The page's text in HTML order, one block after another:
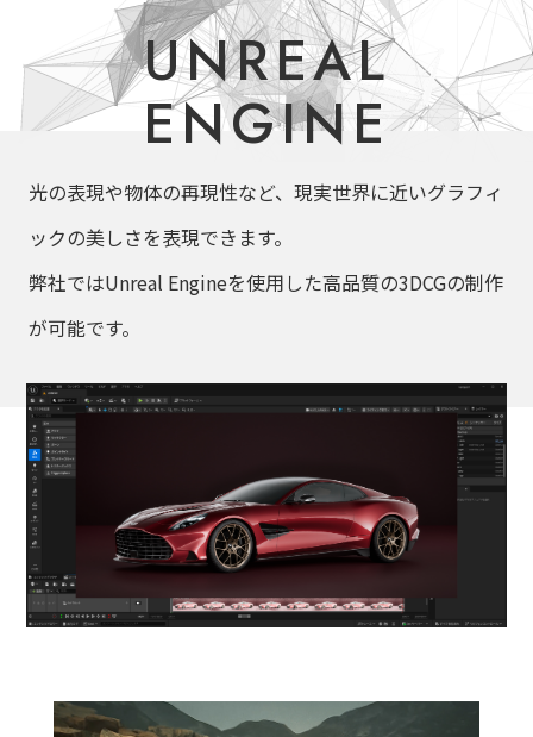
UNREAL
ENGINE
光の表現や物体の再現性など、 現実世界に近いグラフィ
ックの美しさを表現できます。
弊社ではUnreal Engineを使用した高品質の3DCGの制作
が可能です。